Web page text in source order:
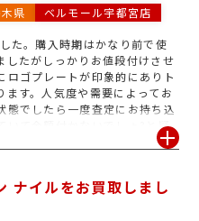
デルがお好きでしょうか! さ
店では、ブランドのほか貴金
キ、時計なども数多くお買取
無料で行っておりますのでぜひ
をいただきますので余裕を持
よりお待ちしております!
県 ベルモール宇都宮店
た。購入時期はかなり前で使
したがしっかりお値段付けさせ
ロゴプレートが印象的にありト
す。人気度や需要によってお
態でしたら一度査定にお持ち込
いて金額付かないでしょ?と疑
ュエルカフェベルモール宇都宮
でお問い合わせください。
ナイルをお買取しまし